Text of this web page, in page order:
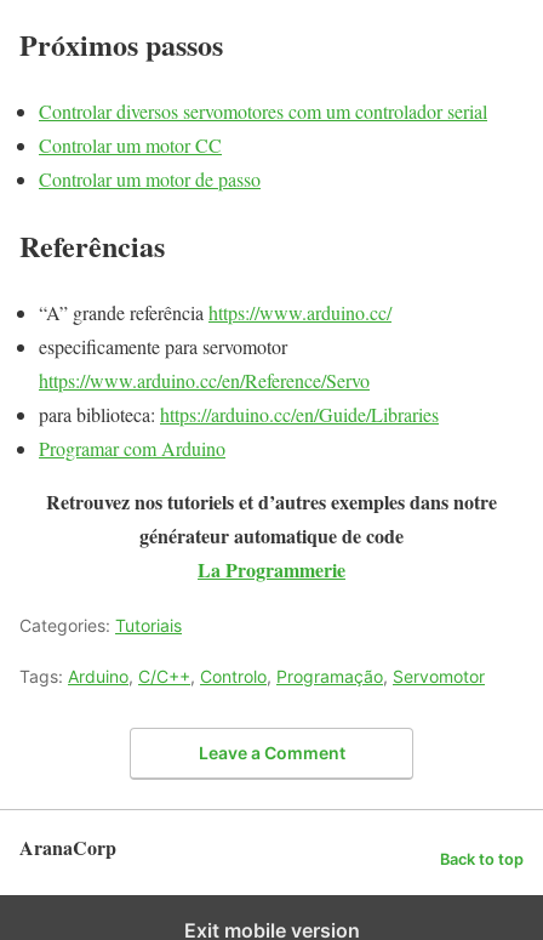
Próximos passos
Controlar diversos servomotores com um controlador serial
Controlar um motor CC
Controlar um motor de passo
Referências
“A” grande referência https://www.arduino.cc/
especificamente para servomotor
https://www.arduino.cc/en/Reference/Servo
para biblioteca: https://arduino.cc/en/Guide/Libraries
Programar com Arduino
Retrouvez nos tutoriels et d’autres exemples dans notre
générateur automatique de code
La Programmerie
Categories: Tutoriais
Tags: Arduino, C/C++, Controlo, Programação, Servomotor
Leave a Comment
AranaCorp Back to top
Exit mobile version